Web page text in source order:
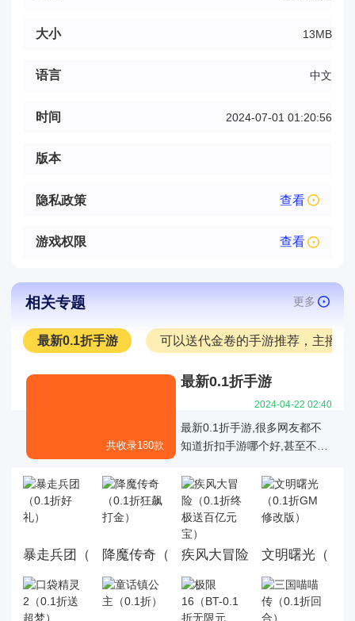
大小 13MB
语言 中文
时间 2024-07-01 01:20:56
版本
隐私政策 查看
游戏权限 查看
相关专题 更多
最新0.1折手游 可以送代金卷的手游推荐，主播推
共收录180款
最新0.1折手游
2024-04-22 02:40
最新0.1折手游,很多网友都不
知道折扣手游哪个好,甚至不知
游，也不知道有哪些0.1折手游
是值得我们去玩的,今天白菜就
为大家带来好玩的0.1折手机游
戏大全,这里面的游戏统统充值
都是0.1折，游戏上线就送首
充，而且这几款游戏都是很耐
玩的游戏。玩法丰厚，画面精
美，喜欢就来玩，赶快来下载
暴走兵团（0.1折好礼）降魔传奇（0.1折狂飙打金）
疾风大冒险（0.1折终极送百
文明曙光（0.1